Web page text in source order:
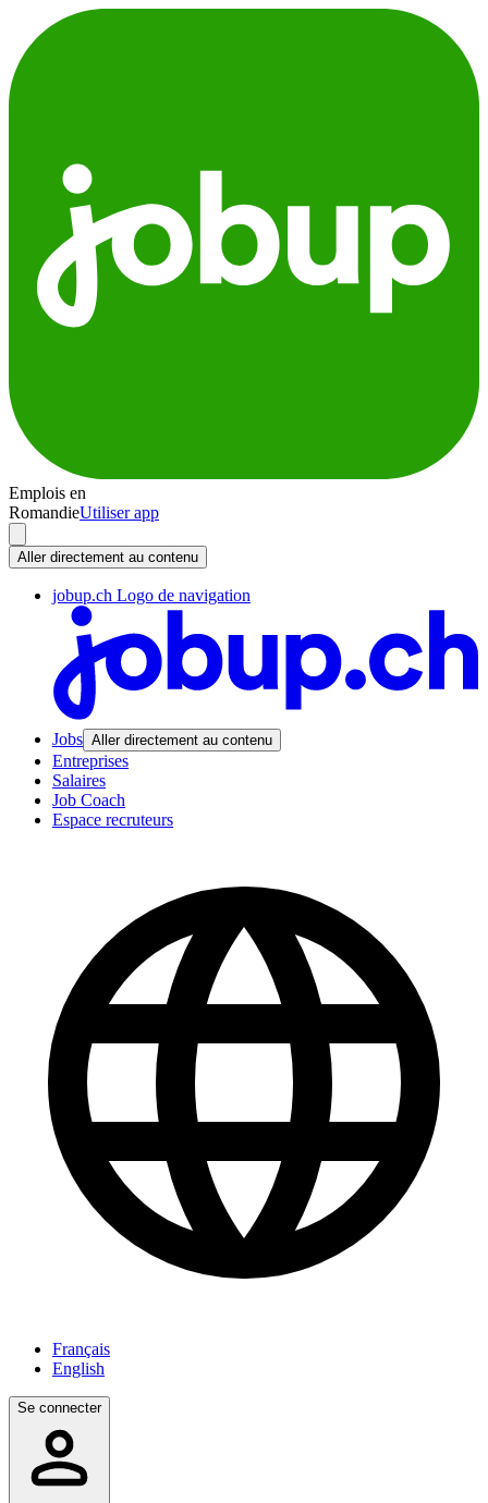
Emplois en
RomandieUtiliser app
Aller directement au contenu
jobup.ch Logo de navigation
Jobs Aller directement au contenu
Entreprises
Salaires
Job Coach
Espace recruteurs
Français
English
Se connecter